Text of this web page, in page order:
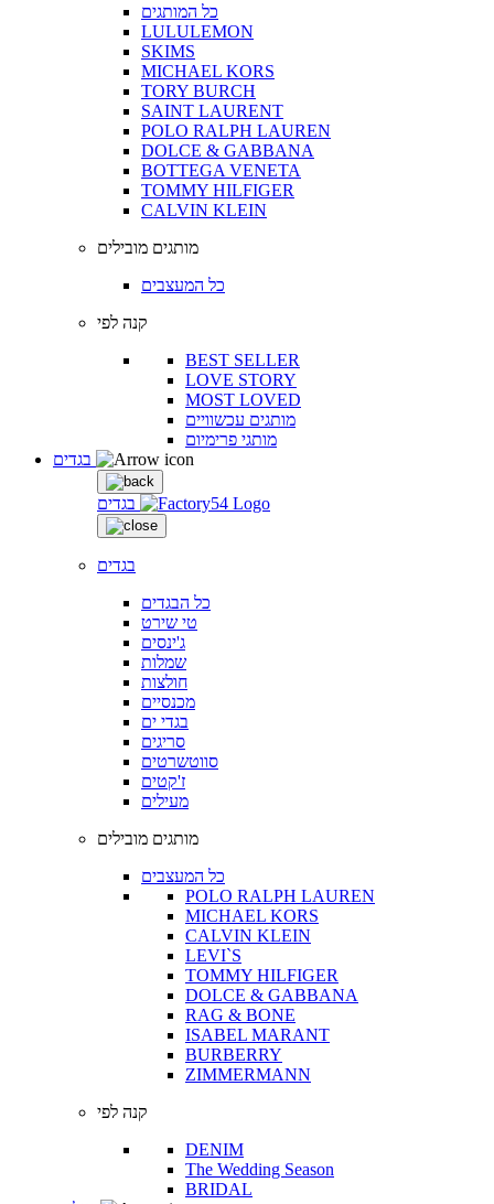
כל המותגים
LULULEMON
SKIMS
MICHAEL KORS
TORY BURCH
SAINT LAURENT
POLO RALPH LAUREN
DOLCE & GABBANA
BOTTEGA VENETA
TOMMY HILFIGER
CALVIN KLEIN
מותגים מובילים
כל המעצבים
קנה לפי
BEST SELLER
LOVE STORY
MOST LOVED
מותגים עכשוויים
מותגי פרימיום
בגדים
בגדים
כל הבגדים
טי שירט
ג'ינסים
שמלות
חולצות
מכנסיים
בגדי ים
סריגים
סווטשרטים
ז'קטים
מעילים
מותגים מובילים
כל המעצבים
POLO RALPH LAUREN
MICHAEL KORS
CALVIN KLEIN
LEVI`S
TOMMY HILFIGER
DOLCE & GABBANA
RAG & BONE
ISABEL MARANT
BURBERRY
ZIMMERMANN
קנה לפי
DENIM
The Wedding Season
BRIDAL